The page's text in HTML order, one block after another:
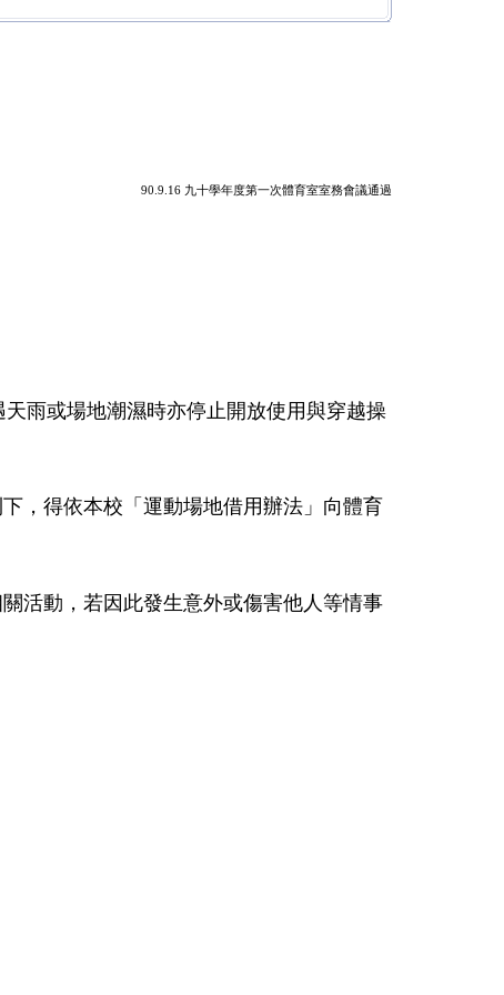
90.9.16 九十學年度第一次體育室室務會議通過
雨或場地潮濕時亦停止開放使用與穿越操
，得依本校「運動場地借用辦法」向體育
活動，若因此發生意外或傷害他人等情事